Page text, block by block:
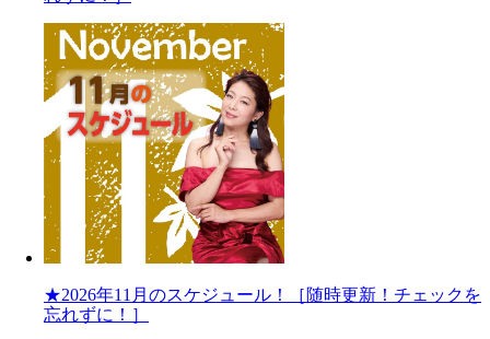
★2026年11月のスケジュール！［随時更新！チェックを
忘れずに！］